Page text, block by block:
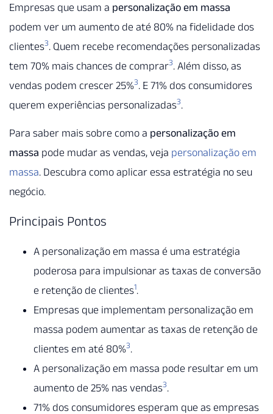
Empresas que usam a personalização em massa
podem ver um aumento de até 80% na fidelidade dos
clientes3. Quem recebe recomendações personalizadas
tem 70% mais chances de comprar3. Além disso, as
vendas podem crescer 25%3. E 71% dos consumidores
querem experiências personalizadas3.
Para saber mais sobre como a personalização em
massa pode mudar as vendas, veja personalização em
massa. Descubra como aplicar essa estratégia no seu
negócio.
Principais Pontos
A personalização em massa é uma estratégia
poderosa para impulsionar as taxas de conversão
e retenção de clientes1.
Empresas que implementam personalização em
massa podem aumentar as taxas de retenção de
clientes em até 80%3.
A personalização em massa pode resultar em um
aumento de 25% nas vendas3.
71% dos consumidores esperam que as empresas